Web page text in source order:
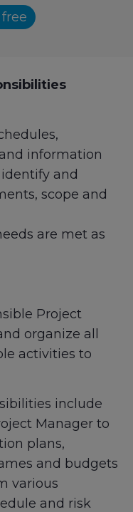
information
and
scope and
are met as
Project
organize all
activities to
include
Manager to
plans,
and budgets
various
and risk